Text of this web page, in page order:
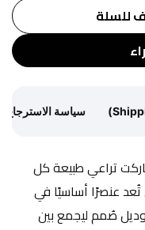
للسلة
سياسة الاسترجاع (Return Policy)